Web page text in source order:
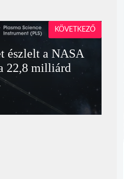
észlelt a NASA
22,8 milliárd
KÖVETKEZŐ